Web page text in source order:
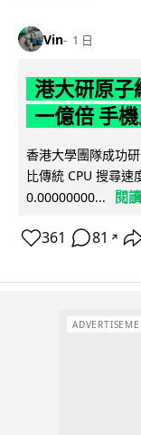
Vin 1 日
港大研原子
一億倍 手
香港大學團隊成功
比傳統 CPU 搜尋
0.00000000...
閱
361 81 ↗